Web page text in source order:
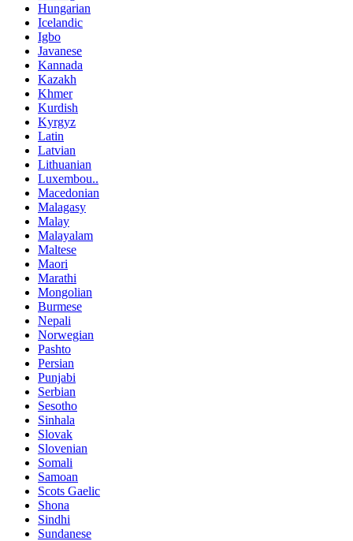
Hungarian
Icelandic
Igbo
Javanese
Kannada
Kazakh
Khmer
Kurdish
Kyrgyz
Latin
Latvian
Lithuanian
Luxembou..
Macedonian
Malagasy
Malay
Malayalam
Maltese
Maori
Marathi
Mongolian
Burmese
Nepali
Norwegian
Pashto
Persian
Punjabi
Serbian
Sesotho
Sinhala
Slovak
Slovenian
Somali
Samoan
Scots Gaelic
Shona
Sindhi
Sundanese